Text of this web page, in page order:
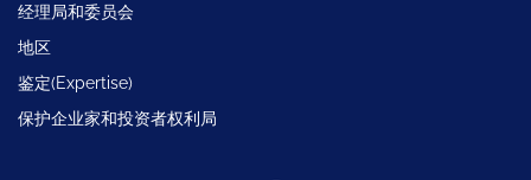
经理局和委员会
地区
鉴定(Expertise)
保护企业家和投资者权利局